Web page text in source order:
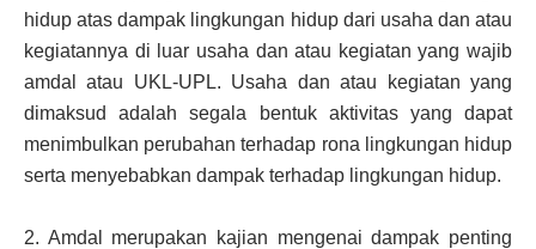
hidup atas dampak lingkungan hidup dari usaha dan atau
kegiatannya di luar usaha dan atau kegiatan yang wajib
amdal atau UKL-UPL. Usaha dan atau kegiatan yang
dimaksud adalah segala bentuk aktivitas yang dapat
menimbulkan perubahan terhadap rona lingkungan hidup
serta menyebabkan dampak terhadap lingkungan hidup.
2. Amdal merupakan kajian mengenai dampak penting